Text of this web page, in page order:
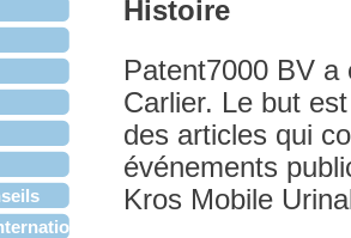
Histoire
Patent7000 BV
Carlier. Le but
des articles qui
événements
Kros Mobile